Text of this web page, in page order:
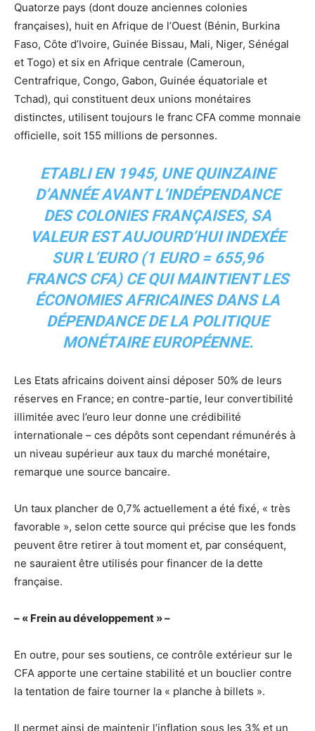
Quatorze pays (dont douze anciennes colonies
françaises), huit en Afrique de l’Ouest (Bénin, Burkina
Faso, Côte d’Ivoire, Guinée Bissau, Mali, Niger, Sénégal
et Togo) et six en Afrique centrale (Cameroun,
Centrafrique, Congo, Gabon, Guinée équatoriale et
Tchad), qui constituent deux unions monétaires
distinctes, utilisent toujours le franc CFA comme monnaie
officielle, soit 155 millions de personnes.
ETABLI EN 1945, UNE QUINZAINE
D’ANNÉE AVANT L’INDÉPENDANCE
DES COLONIES FRANÇAISES, SA
VALEUR EST AUJOURD’HUI INDEXÉE
SUR L’EURO (1 EURO = 655,96
FRANCS CFA) CE QUI MAINTIENT LES
ÉCONOMIES AFRICAINES DANS LA
DÉPENDANCE DE LA POLITIQUE
MONÉTAIRE EUROPÉENNE.
Les Etats africains doivent ainsi déposer 50% de leurs
réserves en France; en contre-partie, leur convertibilité
illimitée avec l’euro leur donne une crédibilité
internationale – ces dépôts sont cependant rémunérés à
un niveau supérieur aux taux du marché monétaire,
remarque une source bancaire.
Un taux plancher de 0,7% actuellement a été fixé, « très
favorable », selon cette source qui précise que les fonds
peuvent être retirer à tout moment et, par conséquent,
ne sauraient être utilisés pour financer de la dette
française.
– « Frein au développement » –
En outre, pour ses soutiens, ce contrôle extérieur sur le
CFA apporte une certaine stabilité et un bouclier contre
la tentation de faire tourner la « planche à billets ».
Il permet ainsi de maintenir l’inflation sous les 3% et un